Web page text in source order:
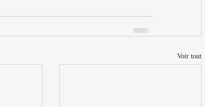
Voir tout